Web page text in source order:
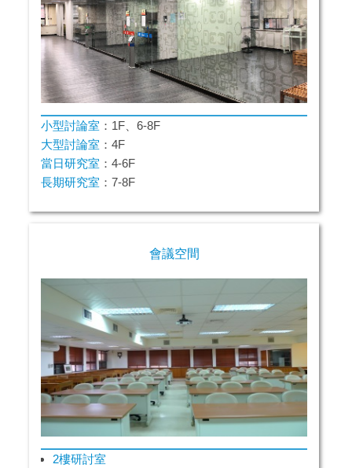
小型討論室 ：1F、6-8F
大型討論室 ：4F
當日研究室 ：4-6F
長期研究室 ：7-8F
會議空間
2樓研討室